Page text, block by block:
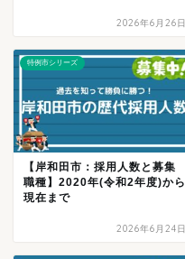
2026年6月26日
特例市シリーズ
【岸和田市：採用人数と募集
職種】2020年(令和2年度)から
現在まで
2026年6月24日